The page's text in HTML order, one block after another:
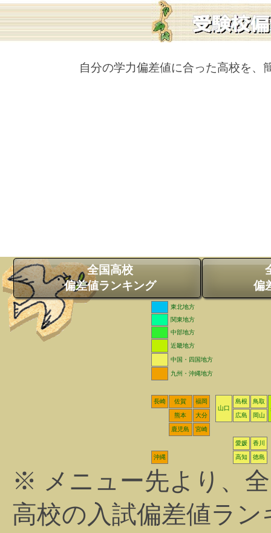
自分の学力偏差値に合った高校を、
全国高校
偏差値ランキング
偏
東北地方
関東地方
中部地方
近畿地方
中国・四国地方
九州・沖縄地方
長崎 佐賀
福岡
山口
島根
鳥取
熊本
大分 広島 岡山
鹿児島 宮崎
愛媛 香川
沖縄 高知 徳島
※ メニュー先より、
高校の入試偏差値ラ